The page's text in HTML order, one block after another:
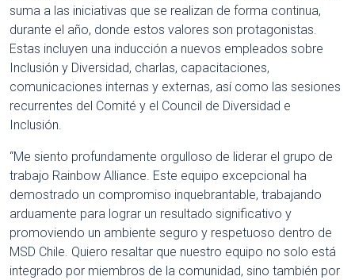
suma a las iniciativas que se realizan de forma continua,
durante el año, donde estos valores son protagonistas.
Estas incluyen una inducción a nuevos empleados sobre
Inclusión y Diversidad, charlas, capacitaciones,
comunicaciones internas y externas, así como las sesiones
recurrentes del Comité y el Council de Diversidad e
Inclusión.
“Me siento profundamente orgulloso de liderar el grupo de
trabajo Rainbow Alliance. Este equipo excepcional ha
demostrado un compromiso inquebrantable, trabajando
arduamente para lograr un resultado significativo y
promoviendo un ambiente seguro y respetuoso dentro de
MSD Chile. Quiero resaltar que nuestro equipo no solo está
integrado por miembros de la comunidad, sino también por